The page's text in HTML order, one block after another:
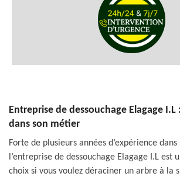
Entreprise de dessouchage Elagage
dans son métier
Forte de plusieurs années d’expérience
l’entreprise de dessouchage Elagage I.L est
choix si vous voulez déraciner un arbre à la